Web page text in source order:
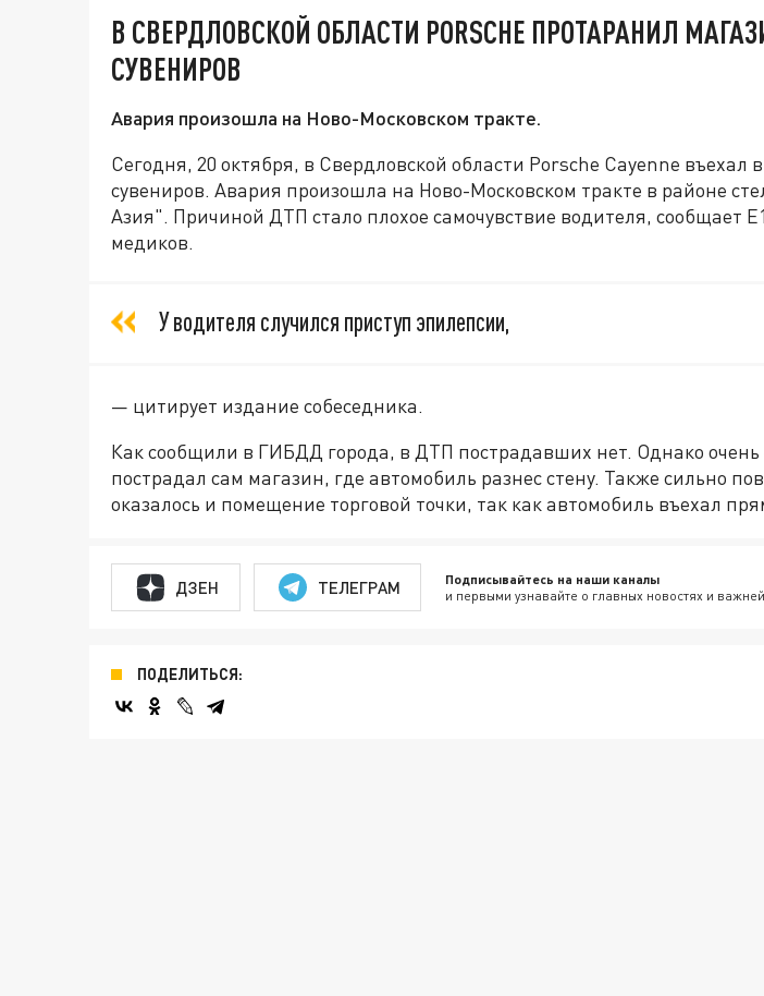
В СВЕРДЛОВСКОЙ ОБЛАСТИ PORSCHE ПРОТАРАНИЛ
СУВЕНИРОВ
Авария произошла на Ново-Московском тракте.
Сегодня, 20 октября, в Свердловской области Porsche Cayenne въехал
сувениров. Авария произошла на Ново-Московском тракте в районе
Азия". Причиной ДТП стало плохое самочувствие водителя, сообщает
медиков.
У водителя случился приступ эпилепсии,
— цитирует издание собеседника.
Как сообщили в ГИБДД города, в ДТП пострадавших нет. Однако очень
пострадал сам магазин, где автомобиль разнес стену. Также сильно
оказалось и помещение торговой точки, так как автомобиль въехал
ДЗЕН ТЕЛЕГРАМ Подписывайтесь на наши каналы
и первыми узнавайте о главных новостях и
ПОДЕЛИТЬСЯ: